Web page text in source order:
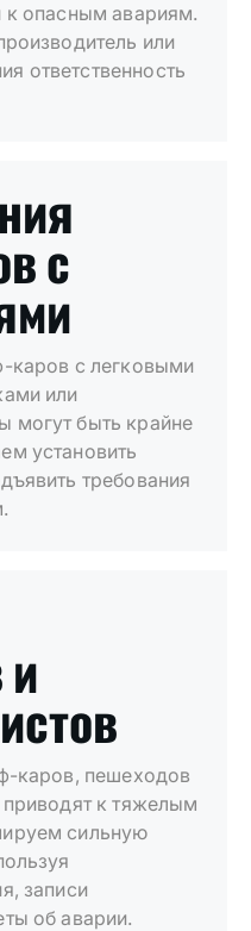
к опасным авариям.
или
ответственность
с
каров с легковыми
или
могут быть крайне
установить
требования
и
каров, пешеходов
приводят к тяжелым
сильную
записи
об аварии.